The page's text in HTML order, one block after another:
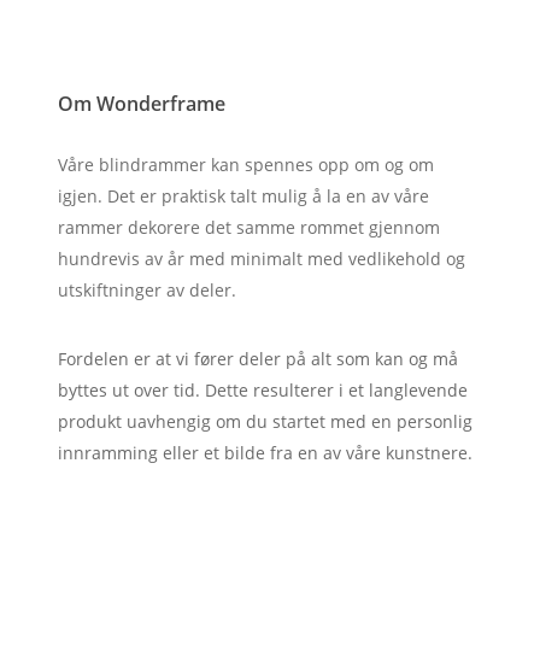
Om Wonderframe
Våre blindrammer kan spennes opp om og om
igjen. Det er praktisk talt mulig å la en av våre
rammer dekorere det samme rommet gjennom
hundrevis av år med minimalt med vedlikehold og
utskiftninger av deler.
Fordelen er at vi fører deler på alt som kan og må
byttes ut over tid. Dette resulterer i et langlevende
produkt uavhengig om du startet med en personlig
innramming eller et bilde fra en av våre kunstnere.